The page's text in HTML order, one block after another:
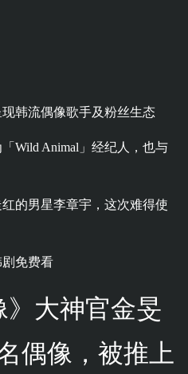
韩流偶像歌手及粉丝生态
Wild Animal」经纪人，也与
的男星李章宇，这次难得使
免费看
》大神官金旻
偶像，被推上